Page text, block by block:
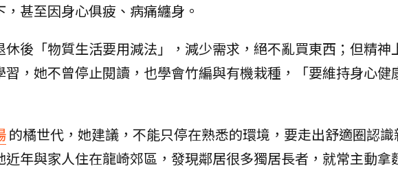
甚至因身心俱疲、病痛纏身。
後「物質生活要用減法」，減少需求，絕不亂買東西；但精神
習，她不曾停止閱讀，也學會竹編與有機栽種，「要維持身心健
的橘世代，她建議，不能只停在熟悉的環境，要走出舒適圈認
年與家人住在龍崎郊區，發現鄰居很多獨居長者，就常主動拿